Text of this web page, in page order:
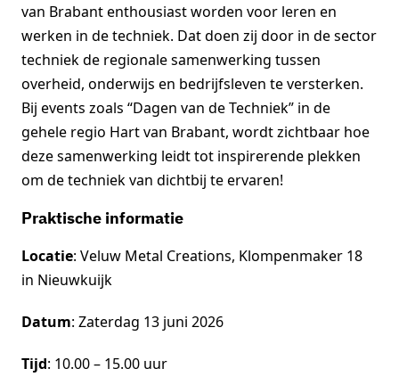
van Brabant enthousiast worden voor leren en
werken in de techniek. Dat doen zij door in de sector
techniek de regionale samenwerking tussen
overheid, onderwijs en bedrijfsleven te versterken.
Bij events zoals “Dagen van de Techniek” in de
gehele regio Hart van Brabant, wordt zichtbaar hoe
deze samenwerking leidt tot inspirerende plekken
om de techniek van dichtbij te ervaren!
Praktische informatie
Locatie: Veluw Metal Creations, Klompenmaker 18
in Nieuwkuijk
Datum: Zaterdag 13 juni 2026
Tijd: 10.00 – 15.00 uur